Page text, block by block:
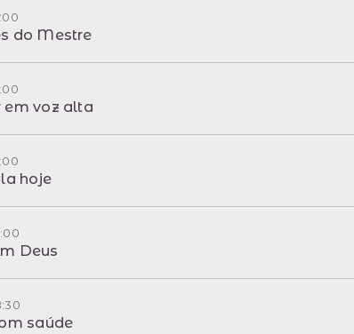
do Mestre
em voz alta
hoje
Deus
saúde